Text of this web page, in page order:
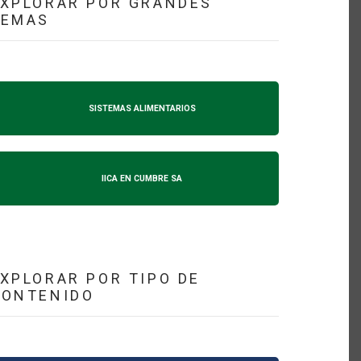
SISTEMAS ALIMENTARIOS
IICA EN CUMBRE SA
POR TIPO DE